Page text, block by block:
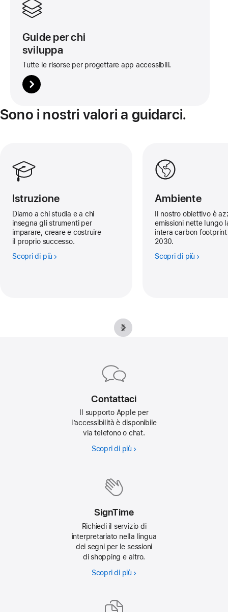
Guide per chi
sviluppa
Tutte le risorse per progettare app accessibili.
riquadro
Sono i nostri valori a guidarci.
Istruzione
Diamo a chi studia e a chi
insegna gli strumenti per
imparare, creare e costruire
il proprio successo.
Scopri di più
Ambiente
Il nostro obiettivo è
emissioni nette lungo
intera carbon
2030.
Scopri di più
Contattaci
Il supporto Apple per
l’accessibilità è disponibile
via telefono o chat.
Scopri di più
SignTime
Richiedi il servizio di
interpretariato nella lingua
dei segni per le sessioni
di shopping e altro.
Scopri di più